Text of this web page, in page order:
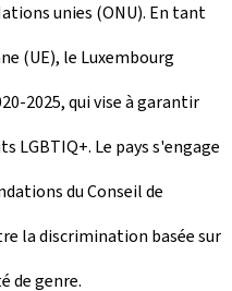
unies (ONU). En tant
(UE), le Luxembourg
2025, qui vise à garantir
Le pays s'engage
du Conseil de
la discrimination basée sur
de genre.